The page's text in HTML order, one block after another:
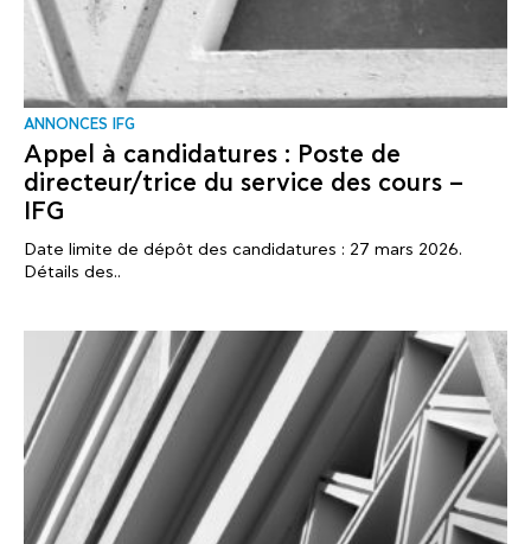
ANNONCES IFG
Appel à candidatures : Poste de
directeur/trice du service des cours –
IFG
Date limite de dépôt des candidatures : 27 mars 2026.
Détails des..